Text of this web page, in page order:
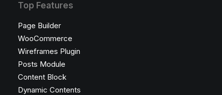
Top Features
Page Builder
WooCommerce
Wireframes Plugin
Posts Module
Content Block
Dynamic Contents